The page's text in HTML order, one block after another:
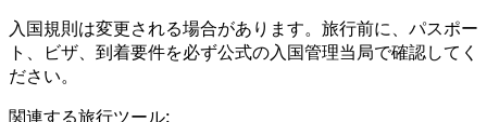
入国規則は変更される場合があります。旅行前に、パスポー
ト、ビザ、到着要件を必ず公式の入国管理当局で確認してく
ださい。
関連する旅行ツール: